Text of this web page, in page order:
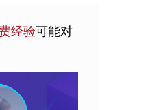
经验可能对